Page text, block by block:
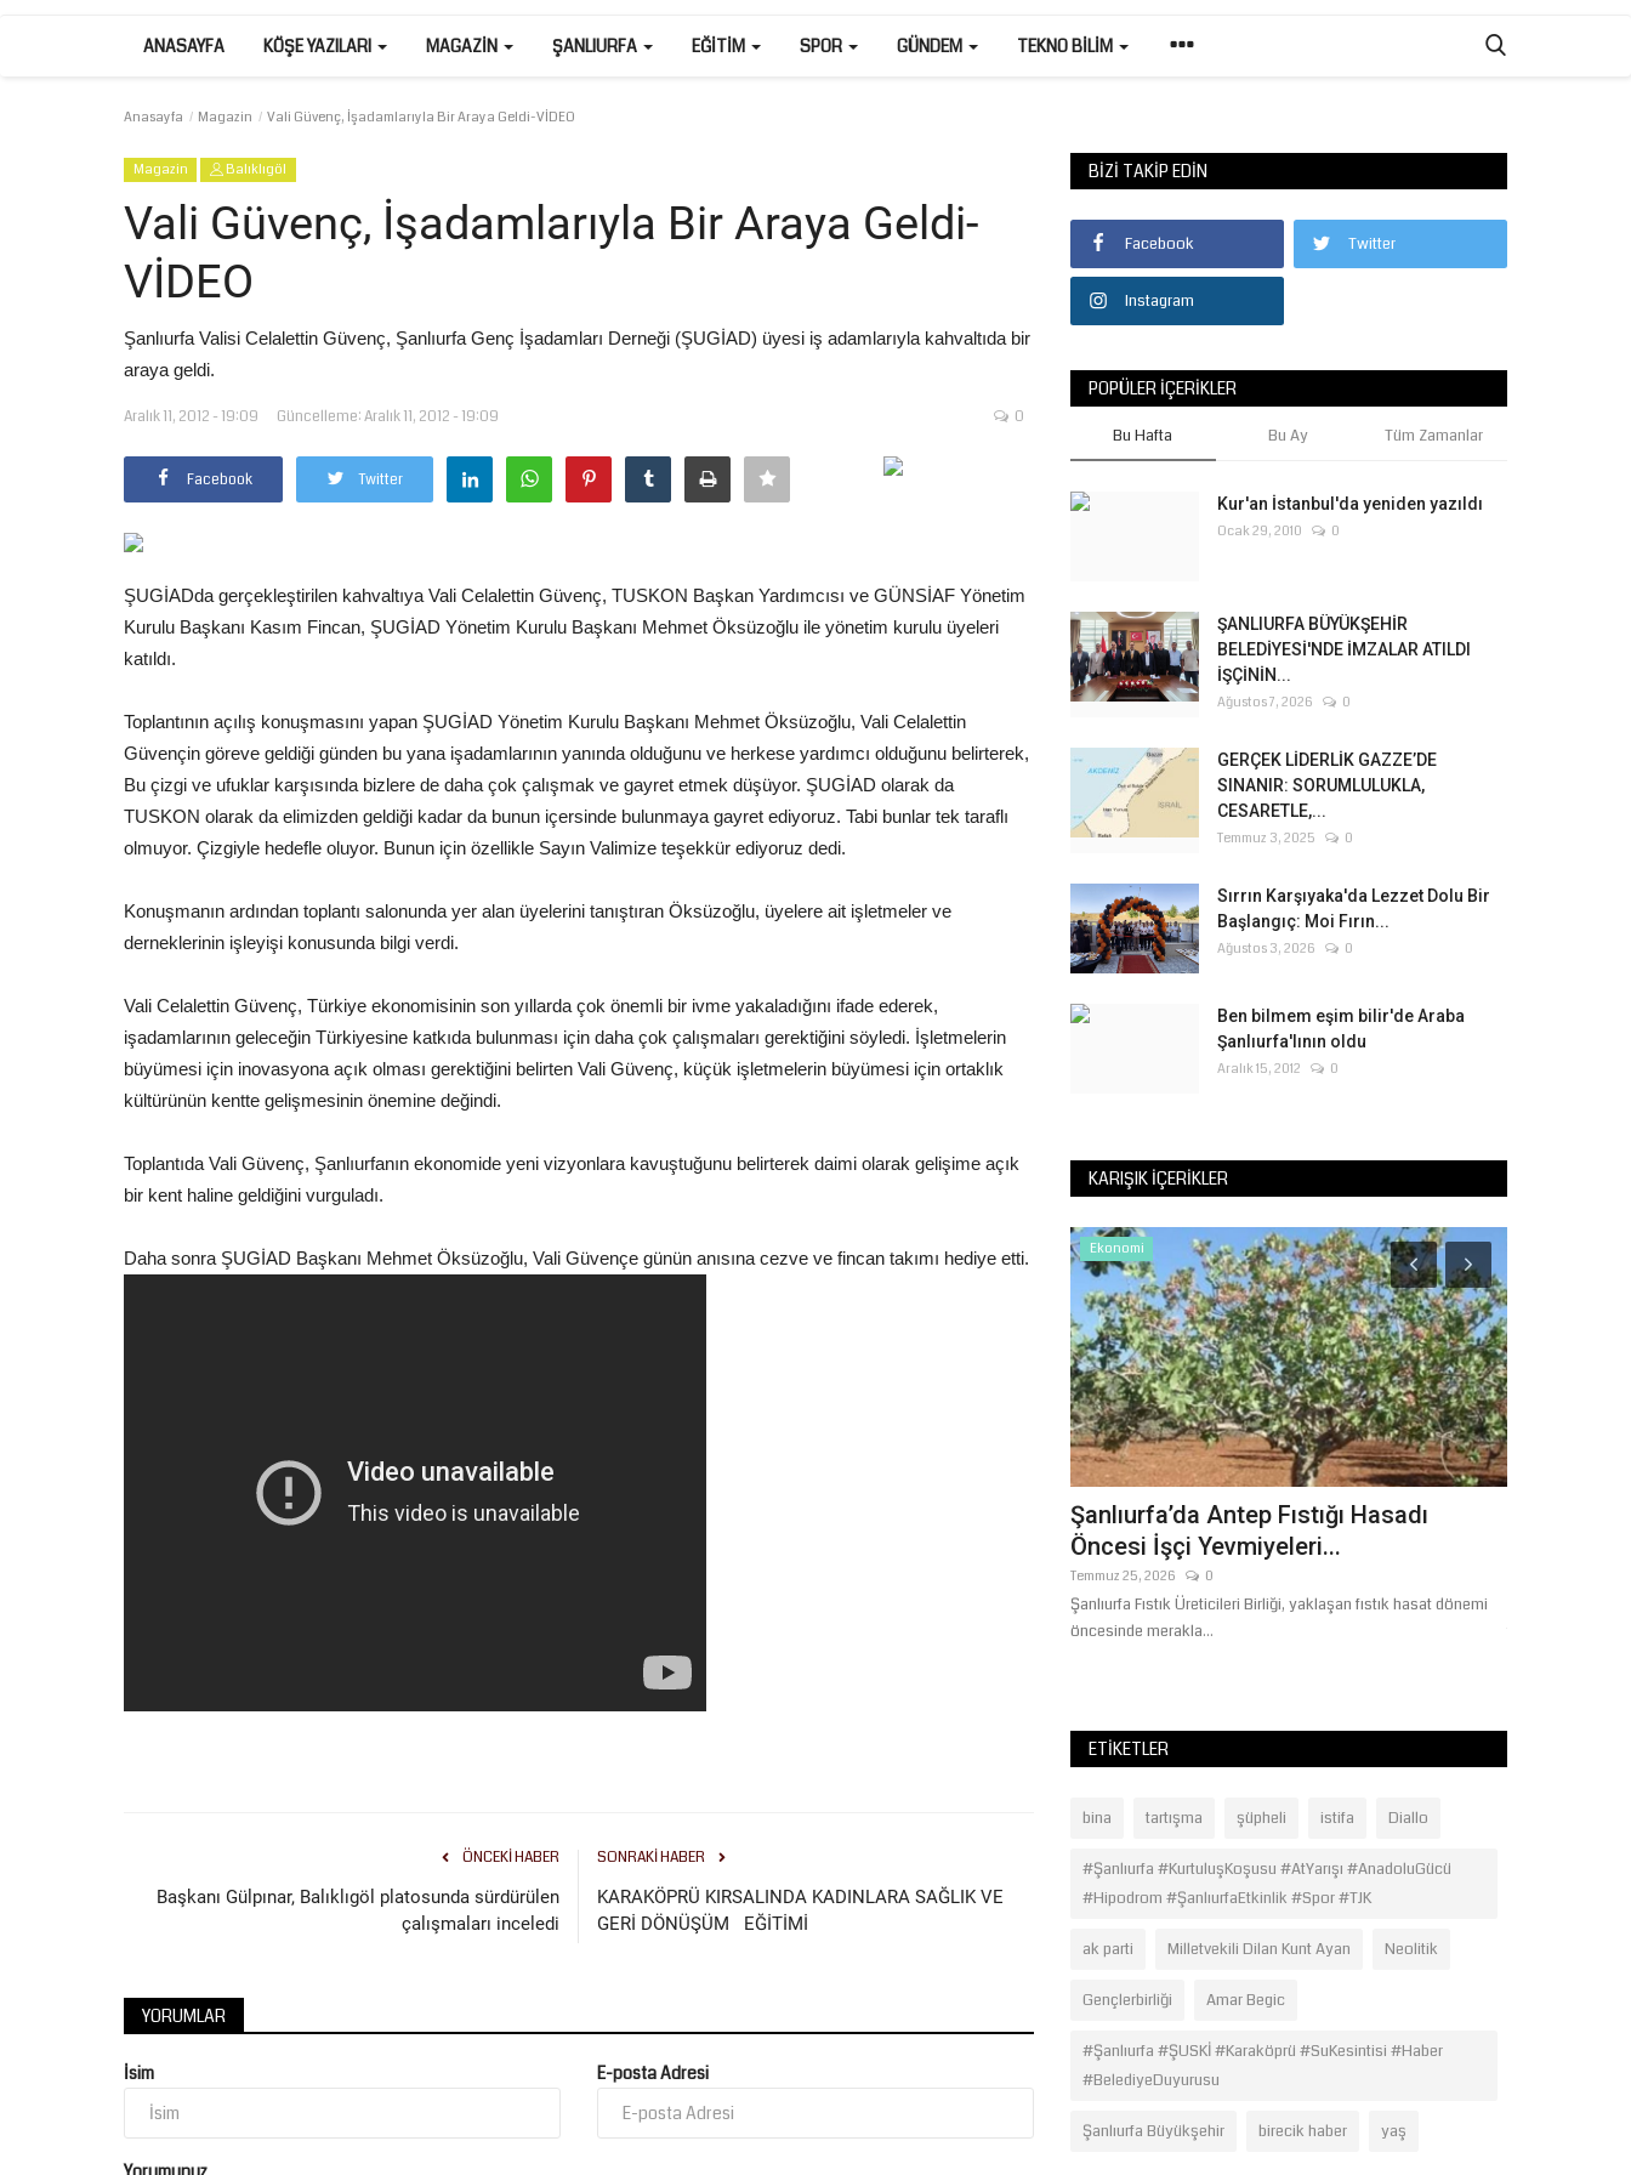
ANASAYFA KÖŞE YAZILARI MAGAZIN ŞANLIURFA EĞITIM SPOR GÜNDEM TEKNO BILIM
Anasayfa Magazin Vali Güvenç, İşadamlarıyla Bir Araya Geldi-VİDEO
Magazin Balıklıgöl
Vali Güvenç, İşadamlarıyla Bir Araya Geldi-
VİDEO
Şanlıurfa Valisi Celalettin Güvenç, Şanlıurfa Genç İşadamları Derneği (ŞUGİAD) üyesi iş adamlarıyla kahvaltıda bir
araya geldi.
Aralık 11, 2012 - 19:09 Güncelleme: Aralık 11, 2012 - 19:09 0
Facebook Twitter
ŞUGİADda gerçekleştirilen kahvaltıya Vali Celalettin Güvenç, TUSKON Başkan Yardımcısı ve GÜNSİAF Yönetim
Kurulu Başkanı Kasım Fincan, ŞUGİAD Yönetim Kurulu Başkanı Mehmet Öksüzoğlu ile yönetim kurulu üyeleri
katıldı.
Toplantının açılış konuşmasını yapan ŞUGİAD Yönetim Kurulu Başkanı Mehmet Öksüzoğlu, Vali Celalettin
Güvençin göreve geldiği günden bu yana işadamlarının yanında olduğunu ve herkese yardımcı olduğunu belirterek,
Bu çizgi ve ufuklar karşısında bizlere de daha çok çalışmak ve gayret etmek düşüyor. ŞUGİAD olarak da
TUSKON olarak da elimizden geldiği kadar da bunun içersinde bulunmaya gayret ediyoruz. Tabi bunlar tek taraflı
olmuyor. Çizgiyle hedefle oluyor. Bunun için özellikle Sayın Valimize teşekkür ediyoruz dedi.
Konuşmanın ardından toplantı salonunda yer alan üyelerini tanıştıran Öksüzoğlu, üyelere ait işletmeler ve
derneklerinin işleyişi konusunda bilgi verdi.
Vali Celalettin Güvenç, Türkiye ekonomisinin son yıllarda çok önemli bir ivme yakaladığını ifade ederek,
işadamlarının geleceğin Türkiyesine katkıda bulunması için daha çok çalışmaları gerektiğini söyledi. İşletmelerin
büyümesi için inovasyona açık olması gerektiğini belirten Vali Güvenç, küçük işletmelerin büyümesi için ortaklık
kültürünün kentte gelişmesinin önemine değindi.
Toplantıda Vali Güvenç, Şanlıurfanın ekonomide yeni vizyonlara kavuştuğunu belirterek daimi olarak gelişime açık
bir kent haline geldiğini vurguladı.
Daha sonra ŞUGİAD Başkanı Mehmet Öksüzoğlu, Vali Güvençe günün anısına cezve ve fincan takımı hediye etti.
ÖNCEKI HABER
Başkanı Gülpınar, Balıklıgöl platosunda sürdürülen
çalışmaları inceledi
SONRAKI HABER
KARAKÖPRÜ KIRSALINDA KADINLARA SAĞLIK VE
GERİ DÖNÜŞÜM EĞİTİMİ
YORUMLAR
İsim E-posta Adresi
BIZI TAKIP EDIN
Facebook Twitter
Instagram
POPÜLER İÇERIKLER
Bu Hafta Bu Ay Tüm Zamanlar
Kur'an İstanbul'da yeniden yazıldı
Ocak 29, 2010 0
ŞANLIURFA BÜYÜKŞEHİR
BELEDİYESİ'NDE İMZALAR ATILDI
İŞÇİNİN...
Ağustos 7, 2026 0
GERÇEK LİDERLİK GAZZE’DE
SINANIR: SORUMLULUKLA,
CESARETLE,...
Temmuz 3, 2025 0
Sırrın Karşıyaka'da Lezzet Dolu Bir
Başlangıç: Moi Fırın...
Ağustos 3, 2026 0
Ben bilmem eşim bilir'de Araba
Şanlıurfa'lının oldu
Aralık 15, 2012 0
KARIŞIK İÇERIKLER
Eğitim
Eğitim-Bir-Sen Başkanı Coşkun’dan E-
Spor Ekonomi
Şanlıurfa’da Antep Fıstığı Hasadı
Öncesi İşçi Yevmiyeleri...
Temmuz 25, 2026 0
Şanlıurfa Fıstık Üreticileri Birliği, yaklaşan fıstık hasat dönemi
öncesinde merakla...
ETIKETLER
bina tartışma şüpheli istifa Diallo
#Şanlıurfa #KurtuluşKoşusu #AtYarışı #AnadoluGücü
#Hipodrom #ŞanlıurfaEtkinlik #Spor #TJK
ak parti Milletvekili Dilan Kunt Ayan Neolitik
Gençlerbirliği Amar Begic
#Şanlıurfa #ŞUSKİ #Karaköprü #SuKesintisi #Haber
#BelediyeDuyurusu
Şanlıurfa Büyükşehir birecik haber yaş